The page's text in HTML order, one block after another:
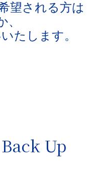
望される方は
たします。
Up